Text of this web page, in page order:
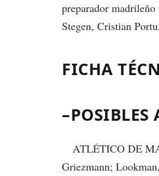
preparador
Stegen, Cristian
FICHA
–POSIBLES
ATLÉTICO DE
Griezmann;